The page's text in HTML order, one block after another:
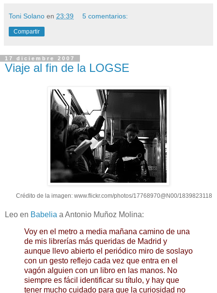
Toni Solano en 23:39 5 comentarios:
Compartir
17 diciembre 2007
Viaje al fin de la LOGSE
Crédito de la imagen: www.flickr.com/photos/17768970@N00/1839823118
Leo en Babelia a Antonio Muñoz Molina:
Voy en el metro a media mañana camino de una
de mis librerías más queridas de Madrid y
aunque llevo abierto el periódico miro de soslayo
con un gesto reflejo cada vez que entra en el
vagón alguien con un libro en las manos. No
siempre es fácil identificar su título, y hay que
tener mucho cuidado para que la curiosidad no